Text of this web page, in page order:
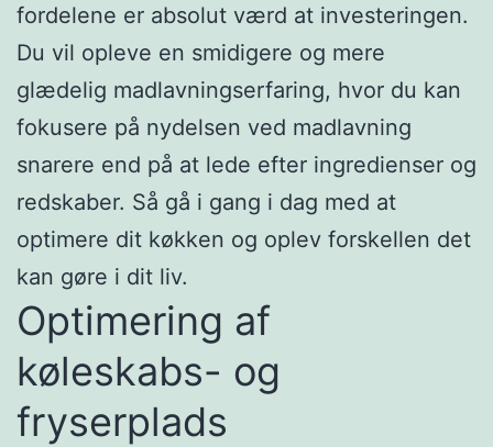
fordelene er absolut værd at investeringen.
Du vil opleve en smidigere og mere
glædelig madlavningserfaring, hvor du kan
fokusere på nydelsen ved madlavning
snarere end på at lede efter ingredienser og
redskaber. Så gå i gang i dag med at
optimere dit køkken og oplev forskellen det
kan gøre i dit liv.
Optimering af
køleskabs- og
fryserplads